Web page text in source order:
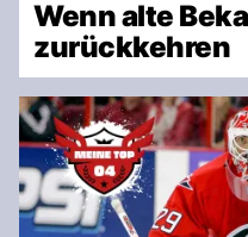
Wenn alte
zurückkehren